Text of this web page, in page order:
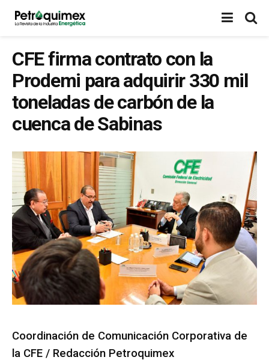
CFE firma contrato con la
Prodemi para adquirir 330 mil
toneladas de carbón de la
cuenca de Sabinas
Coordinación de Comunicación Corporativa de
la CFE / Redacción Petroquimex